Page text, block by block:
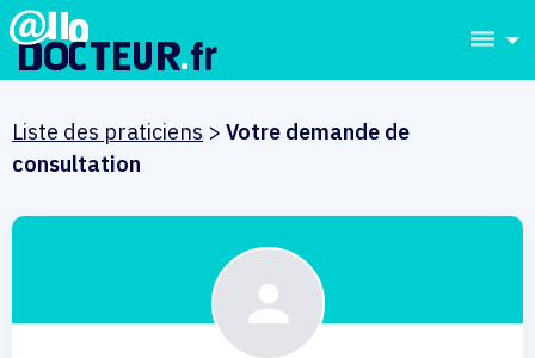
dehaze
Liste des praticiens > Votre demande de
consultation